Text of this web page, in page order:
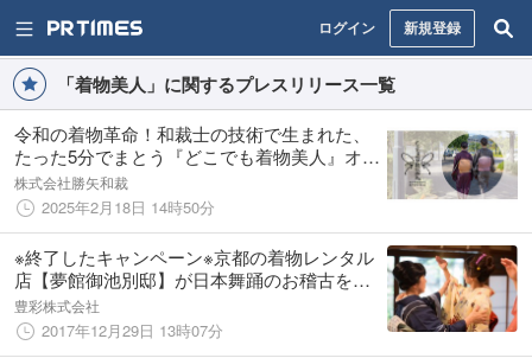
ログイン 新規登録
「着物美人」に関するプレスリリース一覧
令和の着物革命！和裁士の技術で生まれた、
たった5分でまとう『どこでも着物美人』オン
ラインショップが2/18(火)グランドオープン
株式会社勝矢和裁
2025年2月18日 14時50分
※終了したキャンペーン※京都の着物レンタル
店【夢館御池別邸】が日本舞踊のお稽古を始
めました！
豊彩株式会社
2017年12月29日 13時07分